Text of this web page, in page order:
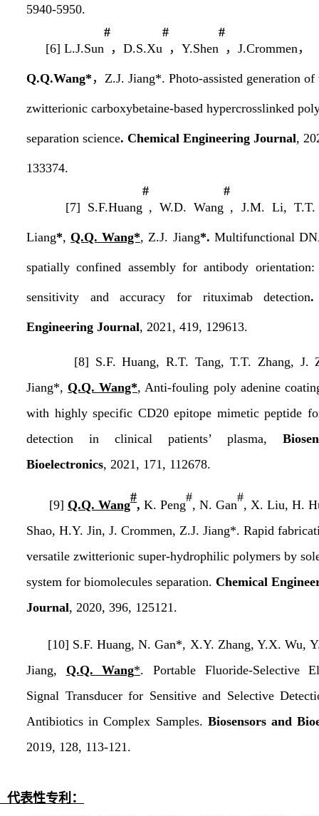
5940-5950.
[6] L.J.Sun
#
， D.S.Xu
#
， Y.Shen
#
， J.Crommen，
Q.Q.Wang* ， Z.J. Jiang*. Photo-assisted generation of
zwitterionic carboxybetaine-based hypercrosslinked
separation science. Chemical Engineering Journal,
133374.
[7] S.F.Huang
#
, W.D. Wang
#
, J.M. Li, T.T.
Liang*,Q.Q. Wang*, Z.J. Jiang*. Multifunctional
spatially confined assembly for antibody orientation:
sensitivity and accuracy for rituximab detection
Engineering Journal, 2021, 419, 129613.
[8] S.F. Huang, R.T. Tang, T.T. Zhang, J.
Jiang*,Q.Q. Wang*, Anti-fouling poly adenine
with highly specific CD20 epitope mimetic peptide
detection in clinical patients’ plasma,
Bioelectronics, 2021, 171, 112678.
[9] Q.Q. Wang
#
, K. Peng
#
, N. Gan
#
, X. Liu, H.
Shao, H.Y. Jin, J. Crommen, Z.J. Jiang*. Rapid
versatile zwitterionic super-hydrophilic polymers by
system for biomolecules separation. Chemical
Journal, 2020, 396, 125121.
[10] S.F. Huang, N. Gan*, X.Y. Zhang, Y.X. Wu, Y.
Jiang, Q.Q. Wang*. Portable Fluoride-Selective
Signal Transducer for Sensitive and Selective
Antibiotics in Complex Samples. Biosensors and
2019, 128, 113-121.
代表性专利：